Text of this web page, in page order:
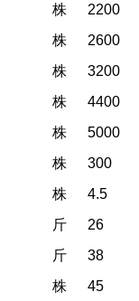
株
2200
株
2600
株
3200
株
4400
株
5000
株 300
株 4.5
斤
26
斤
38
株
45